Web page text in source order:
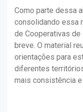
Como parte dessa
consolidando essa
de Cooperativas de
breve. O material
orientações para
diferentes
mais consistência